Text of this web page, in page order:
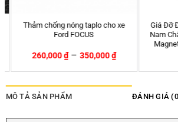
Thảm chống nóng taplo cho xe
Ford FOCUS
260,000₫ – 350,000₫
Giá Đỡ
Nam
MÔ TẢ SẢN PHẨM ĐÁNH GIÁ